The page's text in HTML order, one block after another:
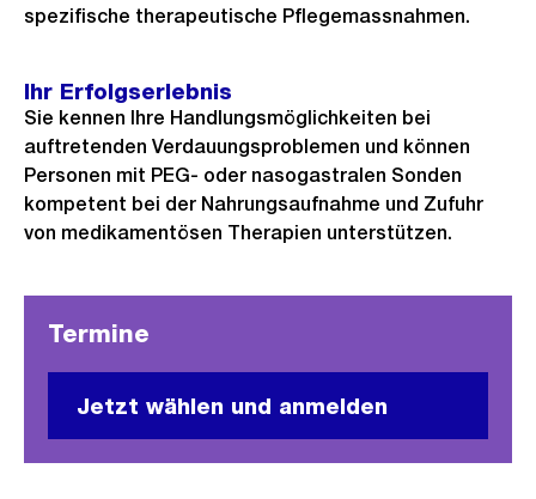
spezifische therapeutische Pflegemassnahmen.
Ihr Erfolgserlebnis
Sie kennen Ihre Handlungsmöglichkeiten bei
auftretenden Verdauungsproblemen und können
Personen mit PEG- oder nasogastralen Sonden
kompetent bei der Nahrungsaufnahme und Zufuhr
von medikamentösen Therapien unterstützen.
Termine
Jetzt wählen und anmelden